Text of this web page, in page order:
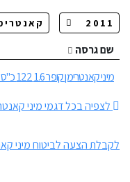
שם גרסה
מיני קאנטרימן קופר 1.6 122 כ"ס אוטומט
לצפיה בכל דגמי מיני
לקבלת הצעה לביטוח מיני